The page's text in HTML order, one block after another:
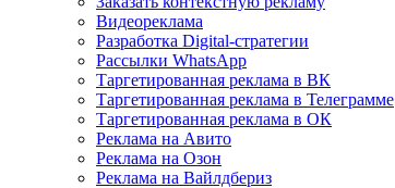
Видеореклама
Разработка Digital-стратегии
Рассылки WhatsApp
Таргетированная реклама в ВК
Таргетированная реклама в Телеграмме
Таргетированная реклама в ОК
Реклама на Авито
Реклама на Озон
Реклама на Вайлдбериз